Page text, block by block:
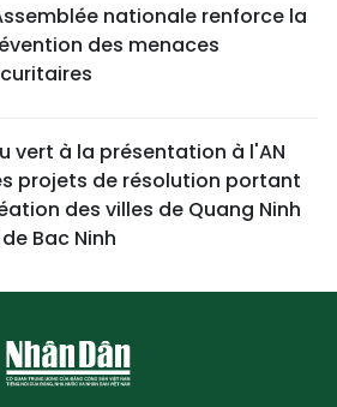
nationale renforce la
des menaces
vert à la présentation à l'AN
projets de résolution portant
des villes de Quang Ninh
Bac Ninh